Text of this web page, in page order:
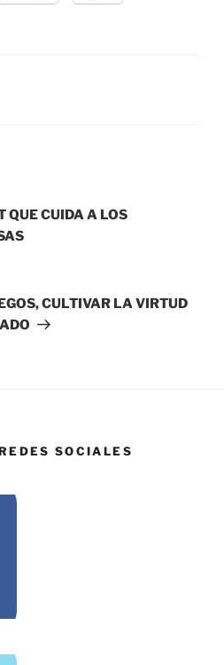
QUE CUIDA A LOS
CULTIVAR LA VIRTUD
SOCIALES